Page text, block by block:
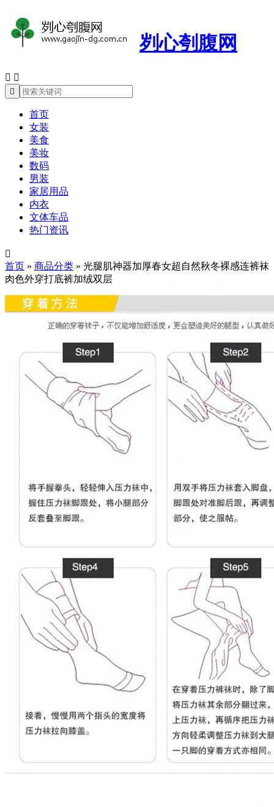
刿心刳腹网
 

首页
女装
美食
美妆
数码
男装
家居用品
内衣
文体车品
热门资讯

首页 » 商品分类 » 光腿肌神器加厚春女超自然秋冬裸感连裤袜
肉色外穿打底裤加绒双层